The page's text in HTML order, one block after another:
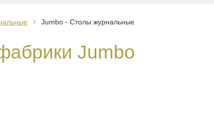
Jumbo - Столы журнальные
Jumbo